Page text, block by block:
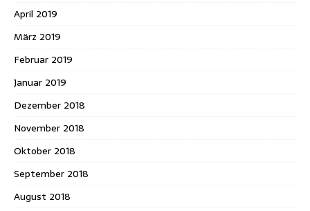
April 2019
März 2019
Februar 2019
Januar 2019
Dezember 2018
November 2018
Oktober 2018
September 2018
August 2018